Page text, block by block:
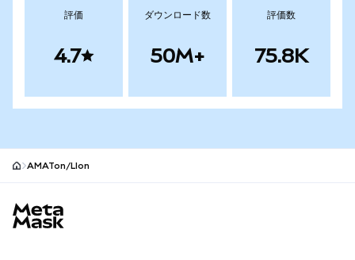
評価
4.7
ダウンロード数
50M+
評価数
75.8K
AMATon/LIon